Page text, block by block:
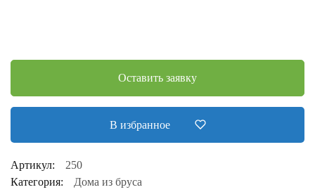
Оставить заявку
В избранное
Артикул:
250
Категория:
Дома из бруса